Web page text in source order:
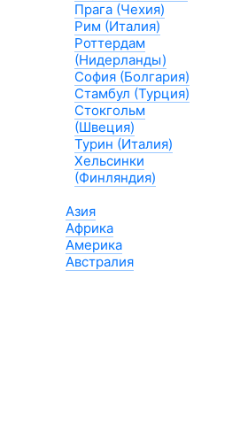
Прага (Чехия)
Рим (Италия)
Роттердам
(Нидерланды)
София (Болгария)
Стамбул (Турция)
Стокгольм
(Швеция)
Турин (Италия)
Хельсинки
(Финляндия)
Азия
Африка
Америка
Австралия